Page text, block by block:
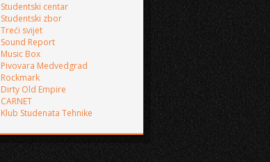
Studentski centar
Studentski zbor
Treći svijet
Sound Report
Music Box
Pivovara Medvedgrad
Rockmark
Dirty Old Empire
CARNET
Klub Studenata Tehnike